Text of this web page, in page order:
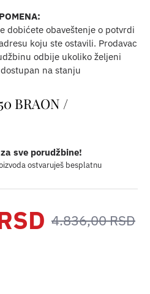
dobićete obaveštenje o potvrdi
koju ste ostavili. Prodavac
odbije ukoliko željeni
na stanju
BRAON /
sve porudžbine!
ostvaruješ besplatnu
4.836,00 RSD